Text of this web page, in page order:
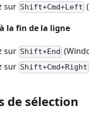
sur Shift+Cmd+Left
la fin de la ligne
sur Shift+End
sur Shift+Cmd+Right
de sélection